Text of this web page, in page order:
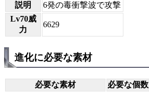
説明
6発の毒衝撃波で攻撃
Lv70威
力
6629
進化に必要な素材
必要な素材
必要な個数